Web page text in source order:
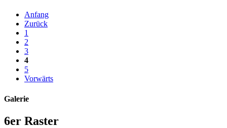
Anfang
Zurück
1
2
3
4
5
Vorwärts
Galerie
6er Raster